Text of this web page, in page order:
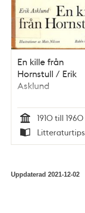
En kille från
Hornstull / Erik
Asklund
Tid
1910 till 1960
Typ
Litteraturtips
Uppdaterad2021-12-02